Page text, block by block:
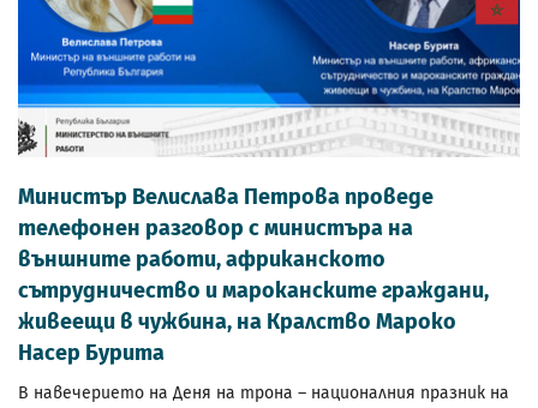
Министър Велислава Петрова проведе
телефонен разговор с министъра на
външните работи, африканското
сътрудничество и мароканските граждани,
живеещи в чужбина, на Кралство Мароко
Насер Бурита
В навечерието на Деня на трона – националния празник на